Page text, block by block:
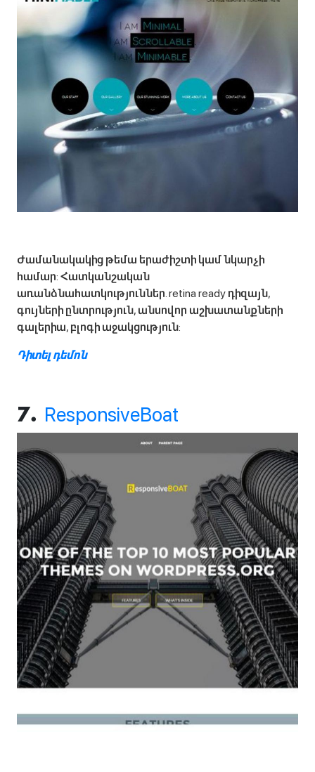
Ժամանակակից թեմա երաժիշտի կամ նկարչի
համար: Հատկանշական
առանձնահատկություններ. retina ready դիզայն,
գույների ընտրություն, անսովոր աշխատանքների
գալերիա, բլոգի աջակցություն:
Դիտել դեմոն
7. ResponsiveBoat